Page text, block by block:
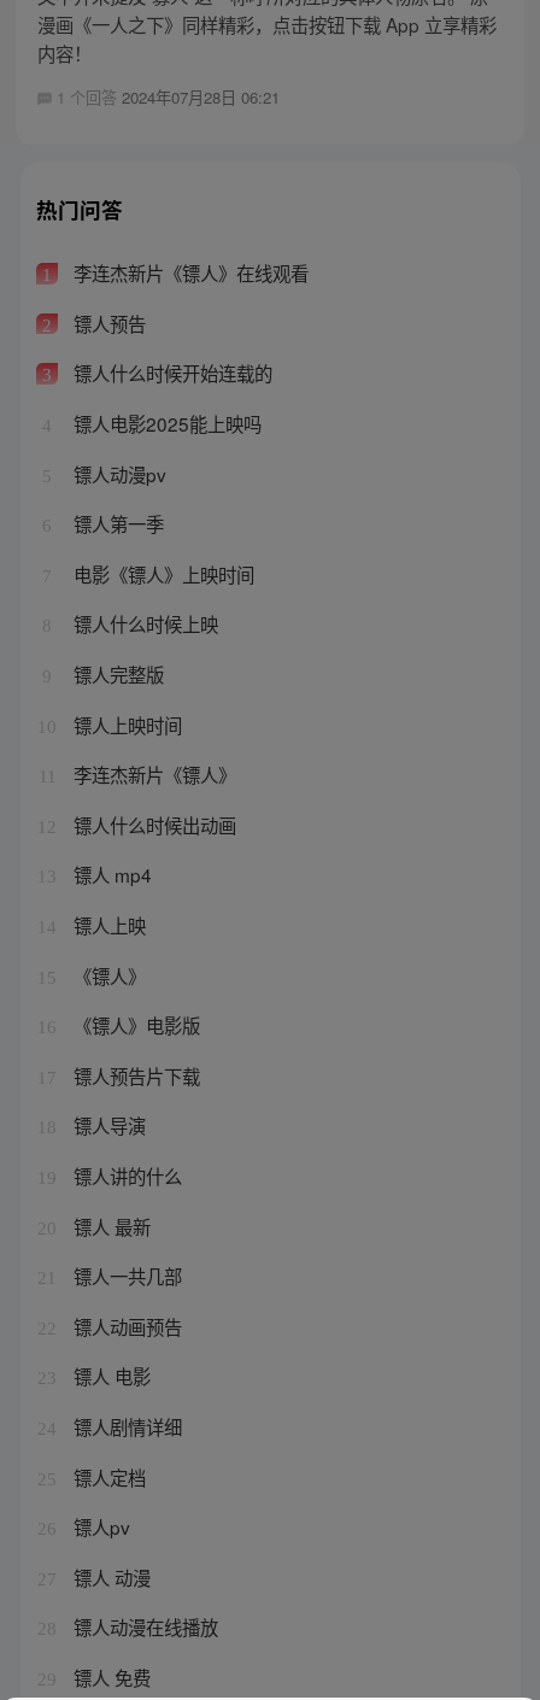
漫画《一人之下》同样精彩，点击按钮下载 App 立享精彩
内容！
1 个回答 2024年07月28日 06:21
热门问答
1 李连杰新片《镖人》在线观看
2 镖人预告
3 镖人什么时候开始连载的
4 镖人电影2025能上映吗
5 镖人动漫pv
6 镖人第一季
7 电影《镖人》上映时间
8 镖人什么时候上映
9 镖人完整版
10 镖人上映时间
李连杰新片《镖人》
12 镖人什么时候出动画
13 镖人 mp4
14 镖人上映
15 《镖人》
16 《镖人》电影版
17 镖人预告片下载
18 镖人导演
19 镖人讲的什么
20 镖人 最新
21 镖人一共几部
22 镖人动画预告
23 镖人 电影
24 镖人剧情详细
25 镖人定档
26 镖人pv
27 镖人 动漫
28 镖人动漫在线播放
29 镖人 免费